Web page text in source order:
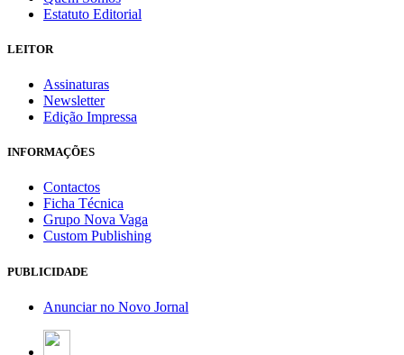
Estatuto Editorial
LEITOR
Assinaturas
Newsletter
Edição Impressa
INFORMAÇÕES
Contactos
Ficha Técnica
Grupo Nova Vaga
Custom Publishing
PUBLICIDADE
Anunciar no Novo Jornal